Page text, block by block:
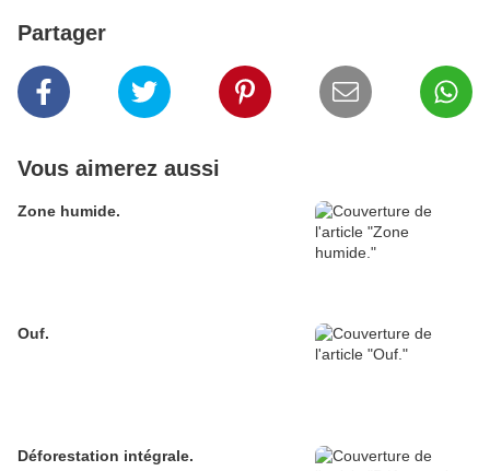
Partager
Vous aimerez aussi
Zone humide.
Ouf.
Déforestation intégrale.